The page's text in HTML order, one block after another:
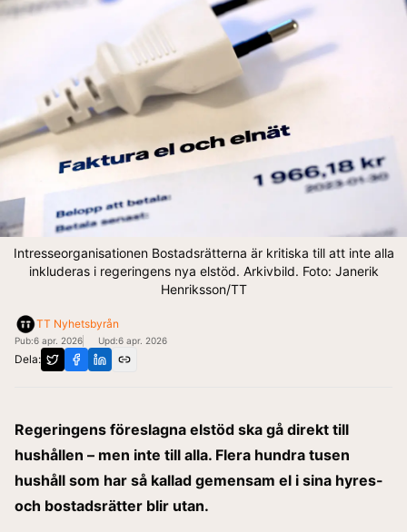
Intresseorganisationen Bostadsrätterna är kritiska till att inte alla
inkluderas i regeringens nya elstöd. Arkivbild. Foto: Janerik
Henriksson/TT
TT Nyhetsbyrån
Pub:6 apr. 2026 Upd:6 apr. 2026
Dela:
Regeringens föreslagna elstöd ska gå direkt till
hushållen – men inte till alla. Flera hundra tusen
hushåll som har så kallad gemensam el i sina hyres-
och bostadsrätter blir utan.